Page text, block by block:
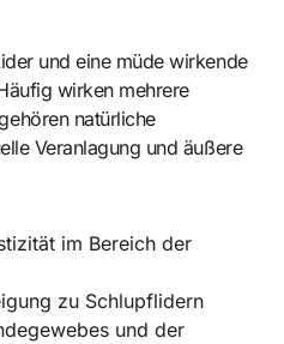
wirken mehrere
natürliche
Veranlagung und äußere
im Bereich der
zu Schlupflidern
und der